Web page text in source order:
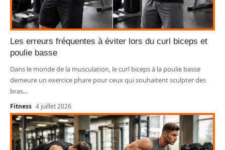
Les erreurs fréquentes à éviter lors du curl biceps et
poulie basse
Dans le monde de la musculation, le curl biceps à la poulie basse
demeure un exercice phare pour ceux qui souhaitent sculpter des
bras…
Fitness 4 juillet 2026